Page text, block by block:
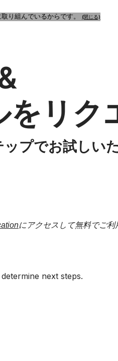
り組んでいるからです。 (閉じる)
リク
プでお試しい
にアクセスして無料でご利
next steps.